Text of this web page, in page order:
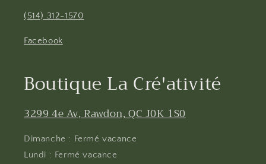
(514) 312-1570
Facebook
Boutique La Cré'ativité
3299 4e Av, Rawdon, QC J0K 1S0
Dimanche : Fermé vacance
Lundi : Fermé vacance